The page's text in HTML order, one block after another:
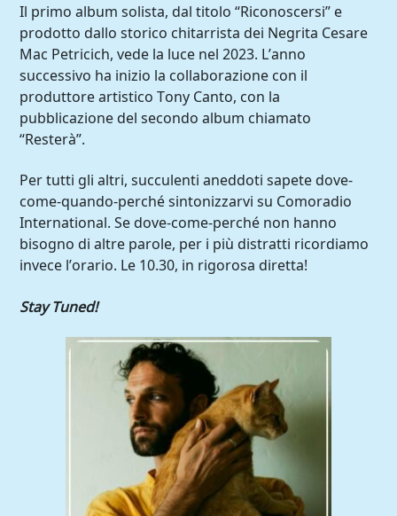
Il primo album solista, dal titolo “Riconoscersi” e
prodotto dallo storico chitarrista dei Negrita Cesare
Mac Petricich, vede la luce nel 2023. L’anno
successivo ha inizio la collaborazione con il
produttore artistico Tony Canto, con la
pubblicazione del secondo album chiamato
“Resterà”.
Per tutti gli altri, succulenti aneddoti sapete dove-
come-quando-perché sintonizzarvi su Comoradio
International. Se dove-come-perché non hanno
bisogno di altre parole, per i più distratti ricordiamo
invece l’orario. Le 10.30, in rigorosa diretta!
Stay Tuned!